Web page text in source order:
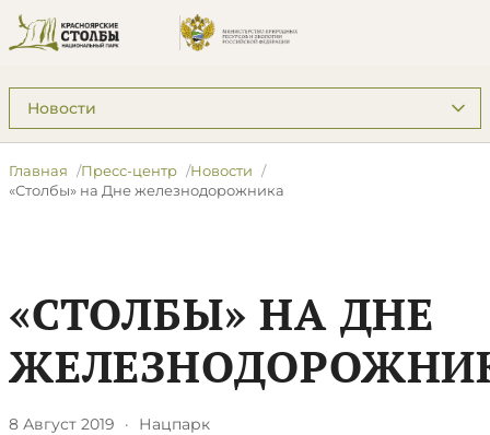
Подразделы: Пресс-центр
Главная Пресс-центр
Новости
​«Столбы» на Дне железнодорожника
​«СТОЛБЫ» НА ДНЕ
8 Август 2019 · Нацпарк